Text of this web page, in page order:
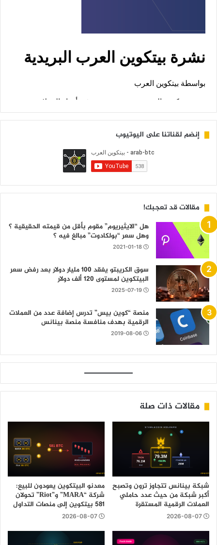
إنضم لقناتنا على اليوتيوب
مقالات قد تعجبك!
هل “الايثيريوم” مقوم بأقل من قيمته الحقيقية ؟
وهل سعر “بولكادوت” مبالغ فيه ؟
2021-01-18
سوق الكريبتو يفقد 100 مليار دولار بعد رفض سعر
البيتكوين لمستوى 120 ألف دولار
2025-07-19
منصة “كوين بيس” تدرس إضافة عدد من العملات
الرقمية بهدف منافسة منصة بينانس
2019-08-06
مقالات ذات صلة
شبكة بينانس تتجاوز ترون وتصبح
أكبر شبكة من حيث عدد حاملي
العملات الرقمية المستقرة
2026-08-07
معدنو البيتكوين يعودون للبيع:
شركة “MARA” و”Riot” تحولان
581 بيتكوين إلى منصات التداول
2026-08-07